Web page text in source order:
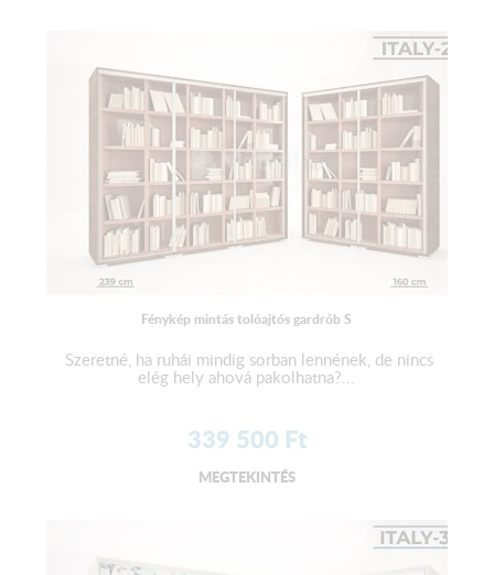
Fénykép mintás tolóajtós gardrób S
Szeretné, ha ruhái mindig sorban lennének, de nincs
elég hely ahová pakolhatna?...
339 500 Ft
MEGTEKINTÉS